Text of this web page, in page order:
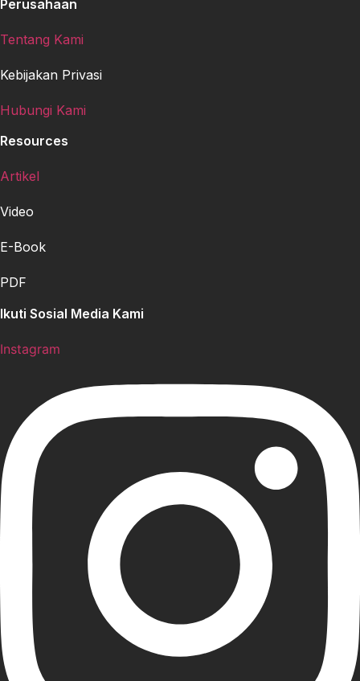
Perusahaan
Tentang Kami
Kebijakan Privasi
Hubungi Kami
Resources
Artikel
Video
E-Book
PDF
Ikuti Sosial Media Kami
Instagram